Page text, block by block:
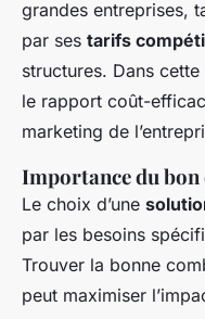
grandes entreprises,
par ses tarifs
structures. Dans
le rapport coût-
marketing de
Importance du bon
Le choix d’une
par les besoins
Trouver la bonne
peut maximiser